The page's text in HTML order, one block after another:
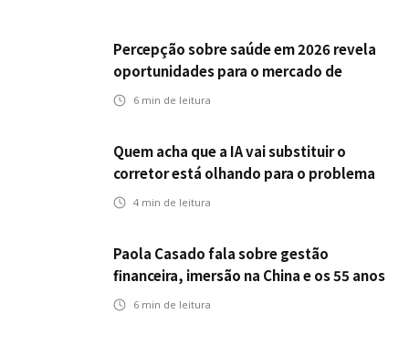
Percepção sobre saúde em 2026 revela
oportunidades para o mercado de
seguros ampliar cobertura e prevenção
6 min de leitura
Quem acha que a IA vai substituir o
corretor está olhando para o problema
errado
4 min de leitura
Paola Casado fala sobre gestão
financeira, imersão na China e os 55 anos
da ENS
6 min de leitura